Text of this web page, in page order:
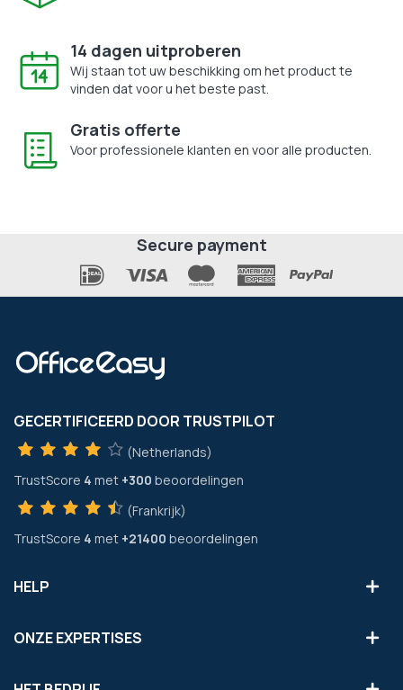
14 dagen uitproberen
Wij staan tot uw beschikking om het product te
vinden dat voor u het beste past.
Gratis offerte
Voor professionele klanten en voor alle producten.
Secure payment
GECERTIFICEERD DOOR TRUSTPILOT
(Netherlands)
TrustScore 4 met +300 beoordelingen
(Frankrijk)
TrustScore 4 met +21400 beoordelingen
HELP
ONZE EXPERTISES